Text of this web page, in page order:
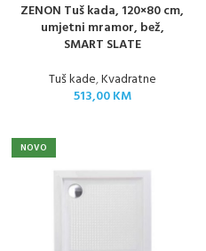
ZENON Tuš kada, 120×80 cm,
umjetni mramor, bež,
SMART SLATE
Tuš kade,Kvadratne
513,00KM
NOVO